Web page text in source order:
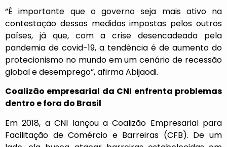
“É importante que o governo seja mais ativo na
contestação dessas medidas impostas pelos outros
países, já que, com a crise desencadeada pela
pandemia de covid-19, a tendência é de aumento do
protecionismo no mundo em um cenário de recessão
global e desemprego”, afirma Abijaodi.
Coalizão empresarial da CNI enfrenta problemas
dentro e fora do Brasil
Em 2018, a CNI lançou aCoalizão Empresarial para
Facilitação de Comércio e Barreiras (CFB). De um